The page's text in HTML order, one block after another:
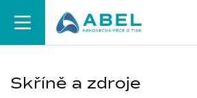
Skříně a zdroje